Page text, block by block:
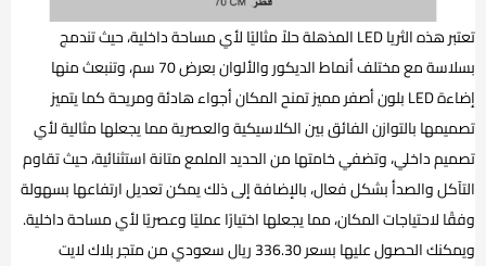
تعتبر هذه الثريا LED المذهلة حلاً مثاليًا لأي مساحة داخلية، حيث تندمج
بسلاسة مع مختلف أنماط الديكور والألوان بعرض 70 سم، وتنبعث منها
إضاءة LED بلون أصفر مميز تمنح المكان أجواء هادئة ومريحة كما يتميز
تصميمها بالتوازن الفائق بين الكلاسيكية والعصرية مما يجعلها مثالية لأي
تصميم داخلي، وتضفي خامتها من الحديد الملمع متانة استثنائية، حيث تقاوم
التآكل والصدأ بشكل فعال، بالإضافة إلى ذلك يمكن تعديل ارتفاعها بسهولة
وفقًا لاحتياجات المكان، مما يجعلها اختيارًا عمليًا وعصريًا لأي مساحة داخلية.
ويمكنك الحصول عليها بسعر 336.30 ريال سعودي من متجر بلاك لايت